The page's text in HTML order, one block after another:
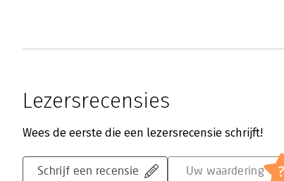
Lezersrecensies
Wees de eerste die een lezersrecensie schrijft!
Schrijf een recensie Uw waardering ?